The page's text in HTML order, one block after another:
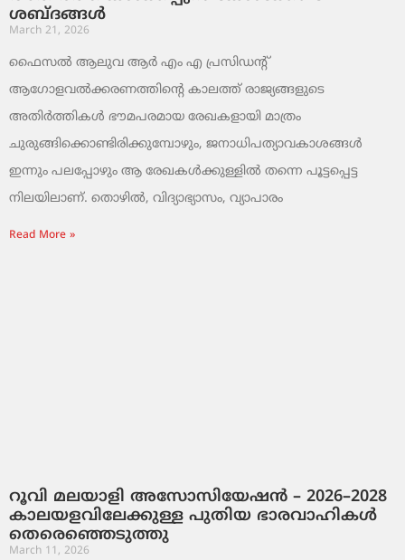
ശബ്ദങ്ങൾ
March 21, 2026
ഫൈസൽ ആലുവ ആർ എം എ പ്രസിഡന്റ്
ആഗോളവൽക്കരണത്തിന്റെ കാലത്ത് രാജ്യങ്ങളുടെ
അതിർത്തികൾ ഭൗമപരമായ രേഖകളായി മാത്രം
ചുരുങ്ങിക്കൊണ്ടിരിക്കുമ്പോഴും, ജനാധിപത്യാവകാശങ്ങൾ
ഇന്നും പലപ്പോഴും ആ രേഖകൾക്കുള്ളിൽ തന്നെ പൂട്ടപ്പെട്ട
നിലയിലാണ്. തൊഴിൽ, വിദ്യാഭ്യാസം, വ്യാപാരം
Read More »
റൂവി മലയാളി അസോസിയേഷൻ – 2026–2028
കാലയളവിലേക്കുള്ള പുതിയ ഭാരവാഹികൾ
തെരെഞ്ഞെടുത്തു
March 11, 2026